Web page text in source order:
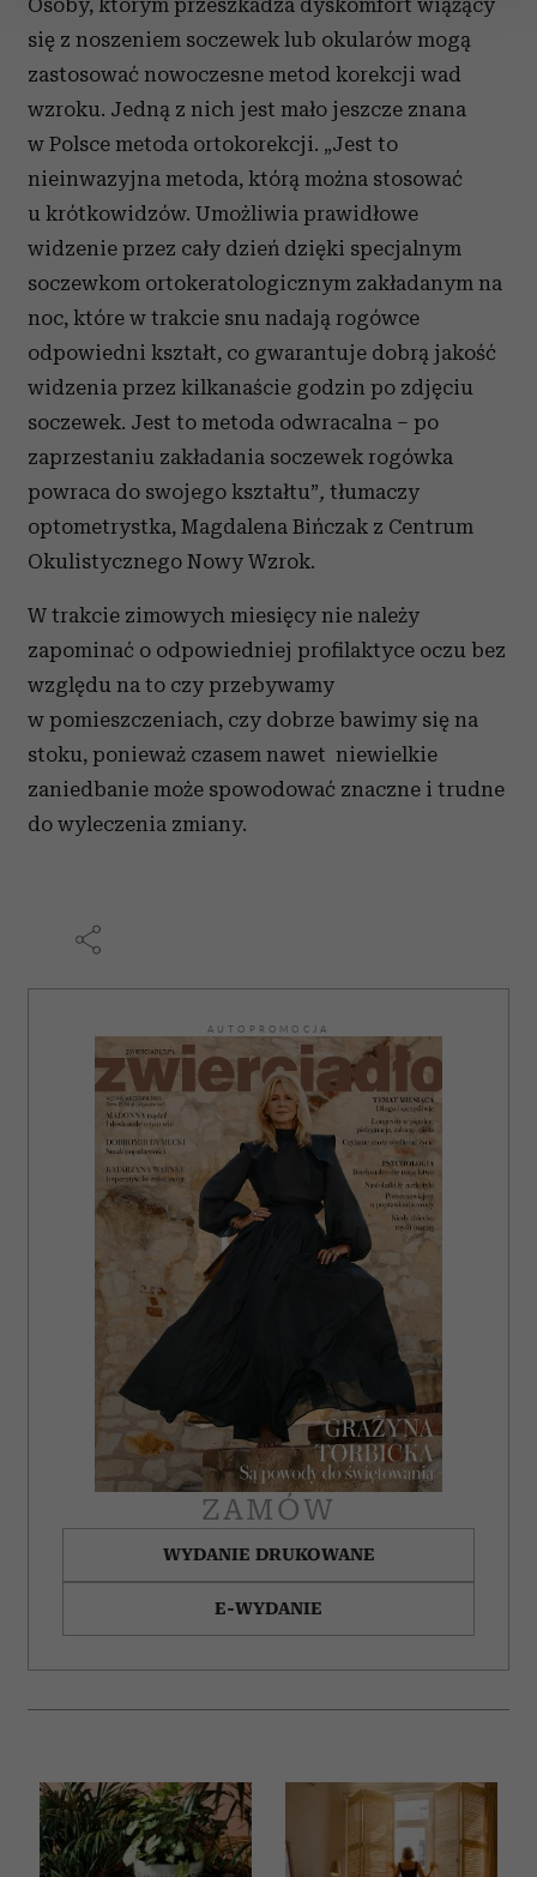
Wykorzystujemy pliki cookie do spersonalizowania treści
i reklam, aby oferować funkcje społecznościowe i
analizować ruch w naszej witrynie. Informacje o tym, jak
korzystasz z naszej witryny, udostępniamy partnerom
społecznościowym, reklamowym i analitycznym.
Partnerzy mogą połączyć te informacje z innymi danymi
otrzymanymi od Ciebie lub uzyskanymi podczas
korzystania z ich usług.
Osoby, którym przeszkadza dyskomfort wiążący
się z noszeniem soczewek lub okularów mogą
zastosować nowoczesne metod korekcji wad
wzroku. Jedną z nich jest mało jeszcze znana
w Polsce metoda ortokorekcji. „Jest to
nieinwazyjna metoda, którą można stosować
u krótkowidzów. Umożliwia prawidłowe
widzenie przez cały dzień dzięki specjalnym
soczewkom ortokeratologicznym zakładanym na
noc, które w trakcie snu nadają rogówce
odpowiedni kształt, co gwarantuje dobrą jakość
widzenia przez kilkanaście godzin po zdjęciu
soczewek. Jest to metoda odwracalna – po
zaprzestaniu zakładania soczewek rogówka
powraca do swojego kształtu”, tłumaczy
optometrystka, Magdalena Bińczak z Centrum
Okulistycznego Nowy Wzrok.
W trakcie zimowych miesięcy nie należy
zapominać o odpowiedniej profilaktyce oczu bez
względu na to czy przebywamy
w pomieszczeniach, czy dobrze bawimy się na
stoku, ponieważ czasem nawet niewielkie
zaniedbanie może spowodować znaczne i trudne
do wyleczenia zmiany.
AUTOPROMOCJA
ZAMÓW
WYDANIE DRUKOWANE
E-WYDANIE